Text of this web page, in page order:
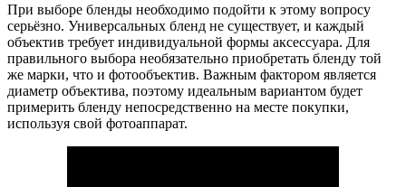
При выборе бленды необходимо подойти к этому вопросу
серьёзно. Универсальных бленд не существует, и каждый
объектив требует индивидуальной формы аксессуара. Для
правильного выбора необязательно приобретать бленду той
же марки, что и фотообъектив. Важным фактором является
диаметр объектива, поэтому идеальным вариантом будет
примерить бленду непосредственно на месте покупки,
используя свой фотоаппарат.